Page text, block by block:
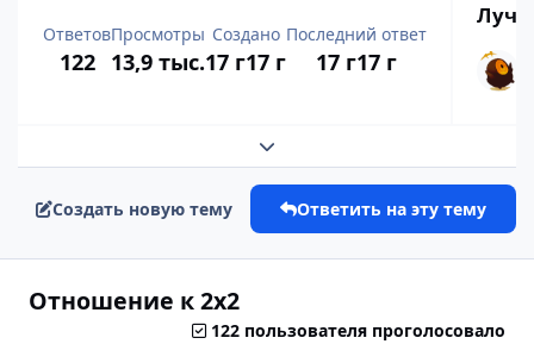
Ответов
122
Просмотры
13,9 тыс.
Создано
17 г17 г
Последний ответ
17 г17 г
Развернуть обзор темы
Создать новую тему Ответить на эту тему
Отношение к 2x2
122 пользователя проголосовало